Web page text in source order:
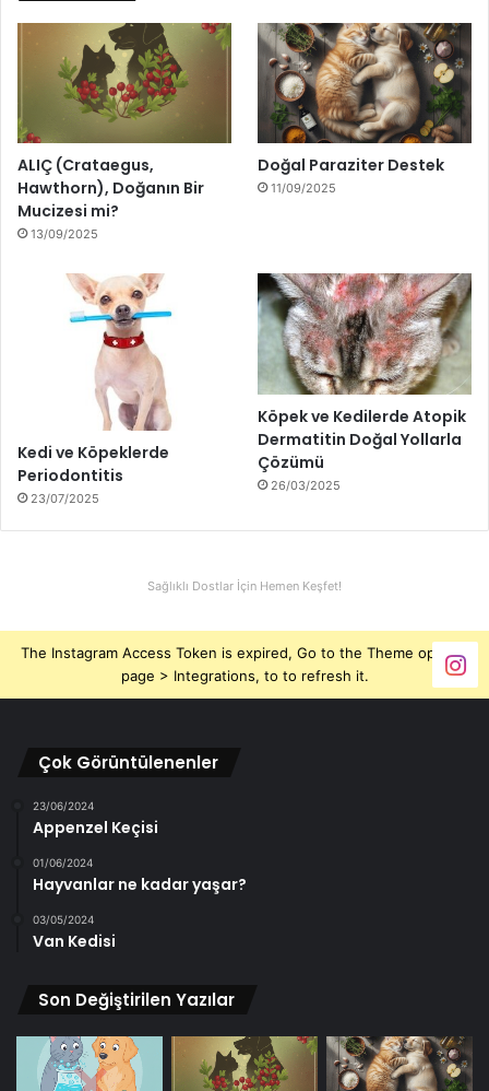
ALIÇ (Crataegus,
Hawthorn), Doğanın Bir
Mucizesi mi?
13/09/2025
Doğal Paraziter Destek
11/09/2025
Kedi ve Köpeklerde
Periodontitis
23/07/2025
Köpek ve Kedilerde Atopik
Dermatitin Doğal Yollarla
Çözümü
26/03/2025
Sağlıklı Dostlar İçin Hemen Keşfet!
The Instagram Access Token is expired, Go to the Theme options
page > Integrations, to to refresh it.
Çok Görüntülenenler
23/06/2024
Appenzel Keçisi
01/06/2024
Hayvanlar ne kadar yaşar?
03/05/2024
Van Kedisi
Son Değiştirilen Yazılar